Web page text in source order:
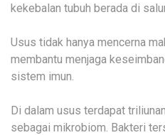
kekebalan tubuh berada di
Usus tidak hanya mencerna
membantu menjaga
sistem imun.
Di dalam usus terdapat
sebagai mikrobiom. Bakteri